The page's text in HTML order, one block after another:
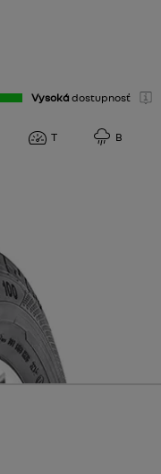
Vysoká dostupnosť
T B